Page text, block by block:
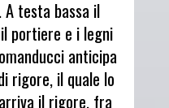
testa bassa il
portiere e i legni
anticipa
rigore, il quale lo
il rigore, fra